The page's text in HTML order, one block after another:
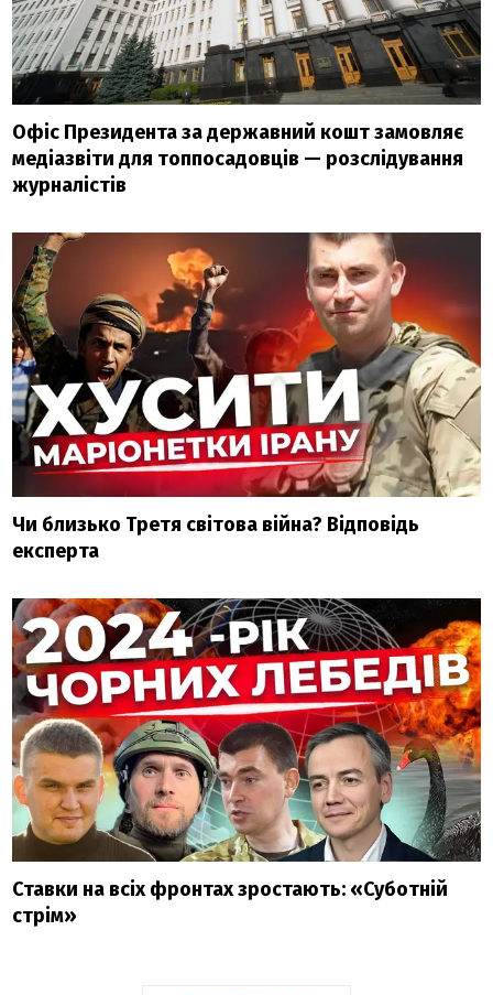
Офіс Президента за державний кошт замовляє
медіазвіти для топпосадовців — розслідування
журналістів
Чи близько Третя світова війна? Відповідь
експерта
Ставки на всіх фронтах зростають: «Суботній
стрім»